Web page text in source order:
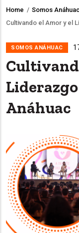
Breadcrumb
Home / Somos Anáhuac
Cultivando el Amor y el
SOMOS ANÁHUAC
Anáhuac